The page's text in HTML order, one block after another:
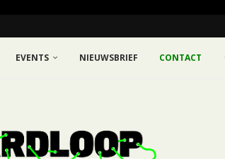
EVENTS NIEUWSBRIEF CONTACT